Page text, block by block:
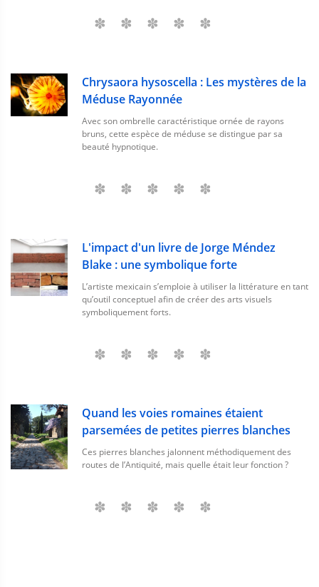
Chrysaora hysoscella : Les mystères de la
Méduse Rayonnée
Avec son ombrelle caractéristique ornée de rayons
bruns, cette espèce de méduse se distingue par sa
beauté hypnotique.
L'impact d'un livre de Jorge Méndez
Blake : une symbolique forte
L’artiste mexicain s’emploie à utiliser la littérature en tant
qu’outil conceptuel afin de créer des arts visuels
symboliquement forts.
Quand les voies romaines étaient
parsemées de petites pierres blanches
Ces pierres blanches jalonnent méthodiquement des
routes de l’Antiquité, mais quelle était leur fonction ?